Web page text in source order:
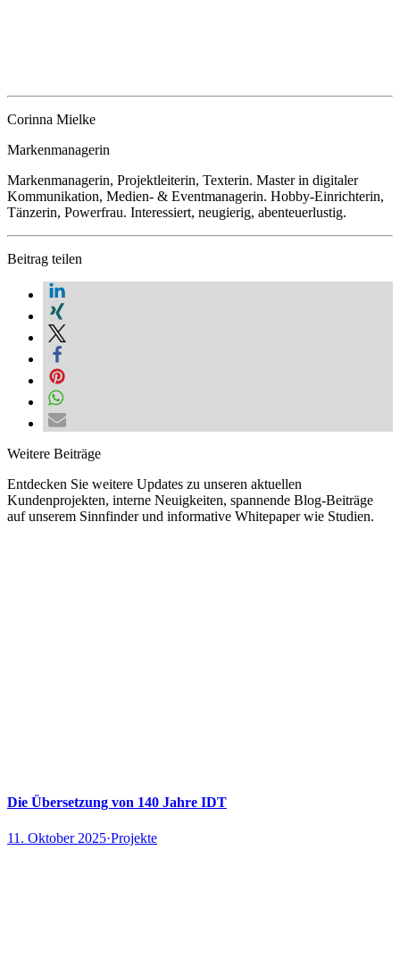
Corinna Mielke
Markenmanagerin
Markenmanagerin, Projektleiterin, Texterin. Master in digitaler
Kommunikation, Medien- & Eventmanagerin. Hobby-Einrichterin,
Tänzerin, Powerfrau. Interessiert, neugierig, abenteuerlustig.
Beitrag teilen
Weitere Beiträge
Entdecken Sie weitere Updates zu unseren aktuellen
Kundenprojekten, interne Neuigkeiten, spannende Blog-Beiträge
auf unserem Sinnfinder und informative Whitepaper wie Studien.
Die Übersetzung von 140 Jahre IDT
11. Oktober 2025·Projekte